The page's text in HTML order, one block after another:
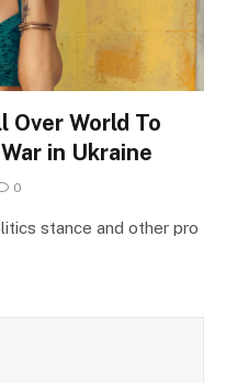
World To
in Ukraine
0
stance and other pro